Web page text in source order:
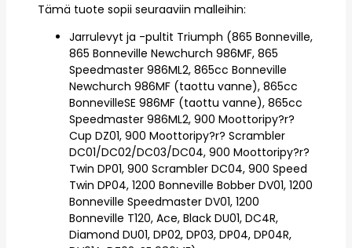
Tämä tuote sopii seuraaviin malleihin:
Jarrulevyt ja -pultit Triumph (865 Bonneville,
865 Bonneville Newchurch 986MF, 865
Speedmaster 986ML2, 865cc Bonneville
Newchurch 986MF (taottu vanne), 865cc
BonnevilleSE 986MF (taottu vanne), 865cc
Speedmaster 986ML2, 900 Moottoripy?r?
Cup DZ01, 900 Moottoripy?r? Scrambler
DC01/DC02/DC03/DC04, 900 Moottoripy?r?
Twin DP01, 900 Scrambler DC04, 900 Speed
Twin DP04, 1200 Bonneville Bobber DV01, 1200
Bonneville Speedmaster DV01, 1200
Bonneville T120, Ace, Black DU01, DC4R,
Diamond DU01, DP02, DP03, DP04, DP04R,